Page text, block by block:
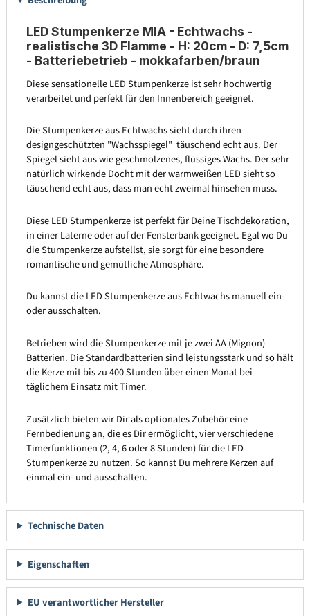
LED Stumpenkerze MIA - Echtwachs -
realistische 3D Flamme - H: 20cm - D: 7,5cm
- Batteriebetrieb - mokkafarben/braun
Diese sensationelle LED Stumpenkerze ist sehr hochwertig
verarbeitet und perfekt für den Innenbereich geeignet.
Die Stumpenkerze aus Echtwachs sieht durch ihren
designgeschützten "Wachsspiegel" täuschend echt aus. Der
Spiegel sieht aus wie geschmolzenes, flüssiges Wachs. Der sehr
natürlich wirkende Docht mit der warmweißen LED sieht so
täuschend echt aus, dass man echt zweimal hinsehen muss.
Diese LED Stumpenkerze ist perfekt für Deine Tischdekoration,
in einer Laterne oder auf der Fensterbank geeignet. Egal wo Du
die Stumpenkerze aufstellst, sie sorgt für eine besondere
romantische und gemütliche Atmosphäre.
Du kannst die LED Stumpenkerze aus Echtwachs manuell ein-
oder ausschalten.
Betrieben wird die Stumpenkerze mit je zwei AA (Mignon)
Batterien. Die Standardbatterien sind leistungsstark und so hält
die Kerze mit bis zu 400 Stunden über einen Monat bei
täglichem Einsatz mit Timer.
Zusätzlich bieten wir Dir als optionales Zubehör eine
Fernbedienung an, die es Dir ermöglicht, vier verschiedene
Timerfunktionen (2, 4, 6 oder 8 Stunden) für die LED
Stumpenkerze zu nutzen. So kannst Du mehrere Kerzen auf
einmal ein- und ausschalten.
Technische Daten
Eigenschaften
EU verantwortlicher Hersteller